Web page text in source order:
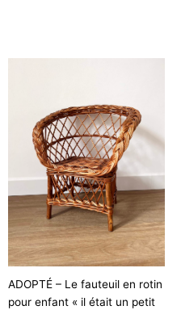
ADOPTÉ – Le fauteuil en rotin
pour enfant « il était un petit